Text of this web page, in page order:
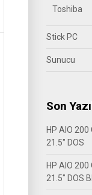
Toshiba
Stick PC
Sunucu
Son
HP AIO
21.5″ DOS
HP AIO
21.5″ DOS